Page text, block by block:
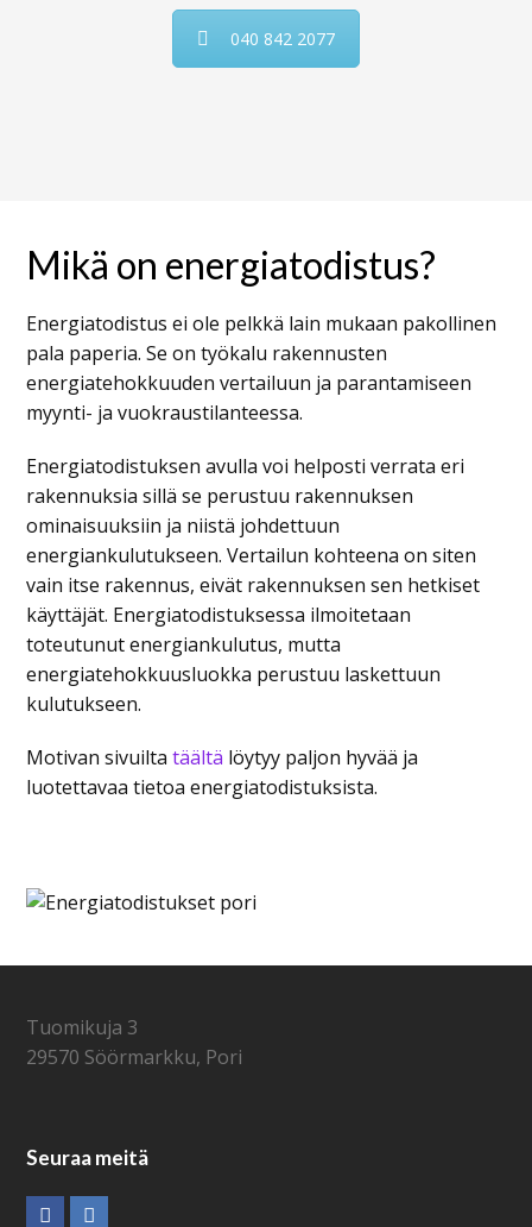
040 842 2077
Mikä on energiatodistus?
Energiatodistus ei ole pelkkä lain mukaan pakollinen
pala paperia. Se on työkalu rakennusten
energiatehokkuuden vertailuun ja parantamiseen
myynti- ja vuokraustilanteessa.
Energiatodistuksen avulla voi helposti verrata eri
rakennuksia sillä se perustuu rakennuksen
ominaisuuksiin ja niistä johdettuun
energiankulutukseen. Vertailun kohteena on siten
vain itse rakennus, eivät rakennuksen sen hetkiset
käyttäjät. Energiatodistuksessa ilmoitetaan
toteutunut energiankulutus, mutta
energiatehokkuusluokka perustuu laskettuun
kulutukseen.
Motivan sivuilta täältä löytyy paljon hyvää ja
luotettavaa tietoa energiatodistuksista.
Tuomikuja 3
29570 Söörmarkku, Pori
Seuraa meitä
Facebook